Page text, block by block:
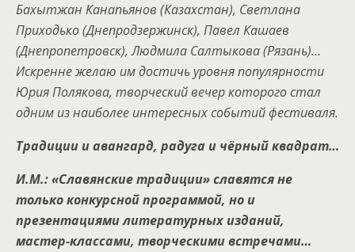
Бахытжан Канапьянов (Казахстан), Светлана
Приходько (Днепродзержинск), Павел Кашаев
(Днепропетровск), Людмила Салтыкова (Рязань)…
Искренне желаю им достичь уровня популярности
Юрия Полякова, творческий вечер которого стал
одним из наиболее интересных событий фестиваля.
Традиции и авангард, радуга и чёрный квадрат…
И.М.: «Славянские традиции» славятся не
только конкурсной программой, но и
презентациями литературных изданий,
мастер-классами, творческими встречами…